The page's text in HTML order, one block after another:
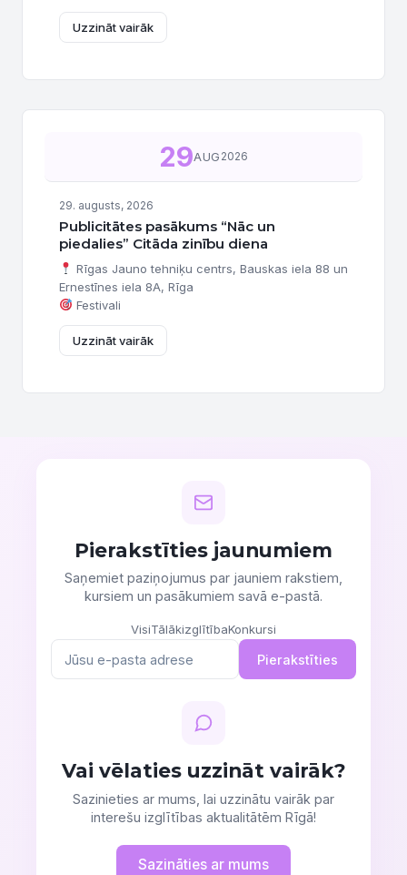
Uzzināt vairāk
29AUG 2026
29. augusts, 2026
Publicitātes pasākums “Nāc un
piedalies” Citāda zinību diena
Rīgas Jauno tehniķu centrs, Bauskas iela 88 un
Ernestīnes iela 8A, Rīga
Festivali
Uzzināt vairāk
Pierakstīties jaunumiem
Saņemiet paziņojumus par jauniem rakstiem,
kursiem un pasākumiem savā e-pastā.
VisiTālākizglītībaKonkursi
Pierakstīties
Vai vēlaties uzzināt vairāk?
Sazinieties ar mums, lai uzzinātu vairāk par
interešu izglītības aktualitātēm Rīgā!
Sazināties ar mums